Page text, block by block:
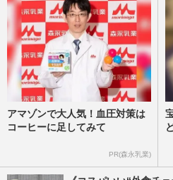
アマゾンで大人気！血圧対策は
コーヒーに足してみて
PR(森永乳業)